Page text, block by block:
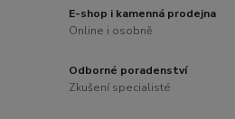
E-shop i kamenná prodejna
Online i osobně
Odborné poradenství
Zkušení specialisté